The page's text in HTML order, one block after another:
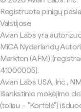
Registruota pinigų
Valstijose
Avian Labs yra
MiCA Nyderlandų
Markten (AFM)
41000005).
Avian Labs USA, Inc.,
Išankstinio mokėjimo
(toliau – "Kortelė")